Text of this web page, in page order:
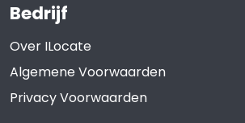
Bedrijf
Over ILocate
Algemene Voorwaarden
Privacy Voorwaarden